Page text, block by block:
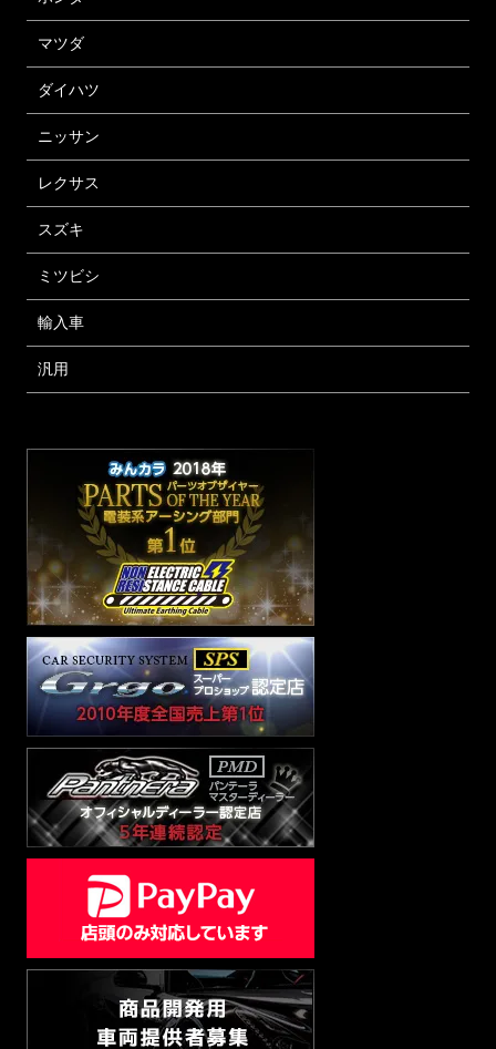
マツダ
ダイハツ
ニッサン
レクサス
スズキ
ミツビシ
輸入車
汎用